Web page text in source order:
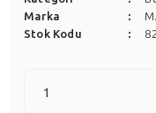
Marka
Stok Kodu